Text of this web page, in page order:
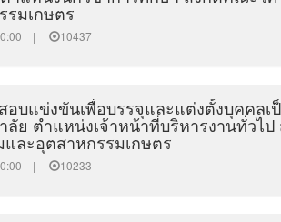
รมเกษตร
| 10437
อบแข่งขันเพื่อบรรจุและแต่งตั้งบุคคลเ
ลัย ตำแหน่งเจ้าหน้าที่บริหารงานทั่วไ
และอุตสาหกรรมเกษตร
| 10233